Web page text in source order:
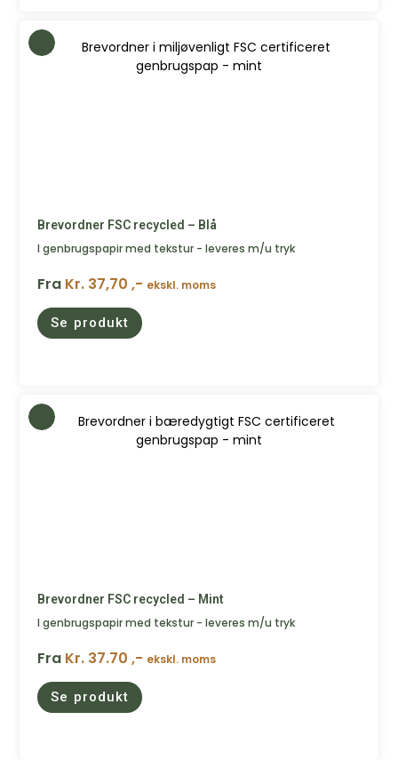
Brevordner FSC recycled – Blå
I genbrugspapir med tekstur - leveres m/u tryk
Fra Kr. 37,70 ,- ekskl. moms
Se produkt
Brevordner FSC recycled – Mint
I genbrugspapir med tekstur - leveres m/u tryk
Fra Kr. 37.70 ,- ekskl. moms
Se produkt